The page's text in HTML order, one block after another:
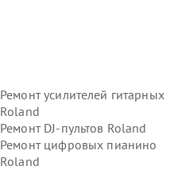
Ремонт усилителей гитарных
Roland
Ремонт DJ-пультов Roland
Ремонт цифровых пианино
Roland